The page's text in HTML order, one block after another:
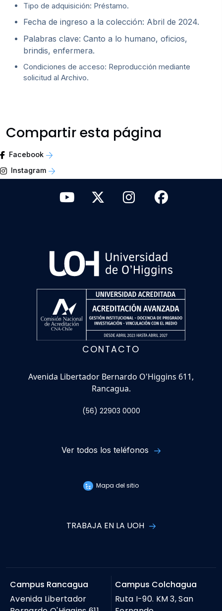
Tipo de adquisición: Préstamo.
Fecha de ingreso a la colección: Abril de 2024.
Palabras clave: Canto a lo humano, oficios,
brindis, enfermera.
Condiciones de acceso: Reproducción mediante
solicitud al Archivo.
Compartir esta página
Facebook
Instagram
CONTACTO
Avenida Libertador Bernardo O'Higgins 611,
Rancagua.
(56) 22903 0000
Ver todos los teléfonos
Mapa del sitio
TRABAJA EN LA UOH
Campus Rancagua
Avenida Libertador
Campus Colchagua
Ruta I-90. KM 3, San